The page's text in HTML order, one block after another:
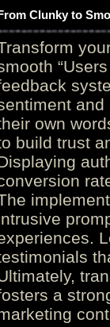
Clunky to
and
own
build trust
a